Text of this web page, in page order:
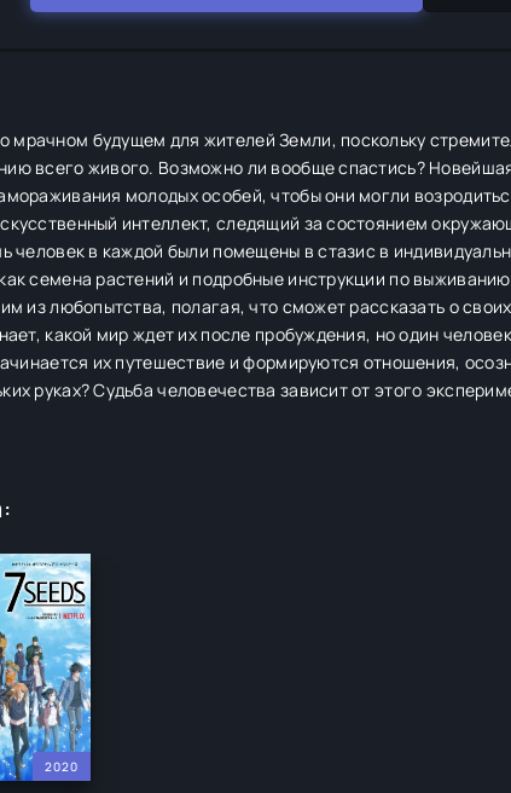
мрачном будущем для жителей Земли, поскольку
всего живого. Возможно ли вообще спастись?
молодых особей, чтобы они могли
интеллект, следящий за состоянием
человек в каждой были помещены в стазис в
семена растений и подробные инструкции по
из любопытства, полагая, что сможет рассказать о
какой мир ждет их после пробуждения, но один
их путешествие и формируются отношения,
руках? Судьба человечества зависит от этого
2020